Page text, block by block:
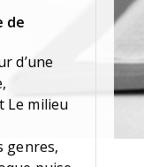
de
d’une
Le milieu
genres,